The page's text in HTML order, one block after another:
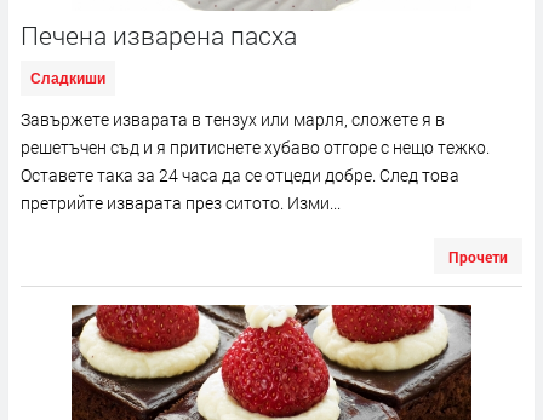
Печена изварена пасха
Сладкиши
Завържете изварата в тензух или марля, сложете я в
решетъчен съд и я притиснете хубаво отгоре с нещо тежко.
Оставете така за 24 часа да се отцеди добре. След това
претрийте изварата през ситото. Изми...
Прочети